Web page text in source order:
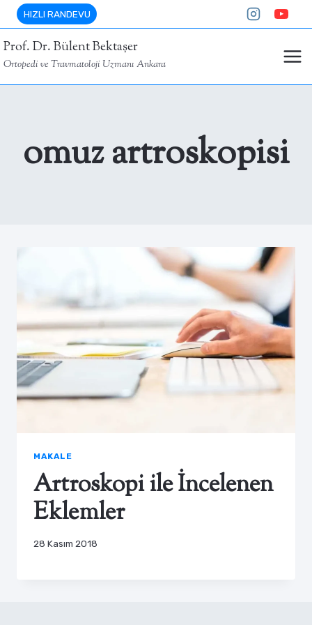
Skip
to
content
HIZLI RANDEVU
Prof. Dr. Bülent Bektaşer
Ortopedi ve Travmatoloji Uzmanı Ankara
omuz artroskopisi
MAKALE
Artroskopi ile İncelenen
Eklemler
28 Kasım 2018